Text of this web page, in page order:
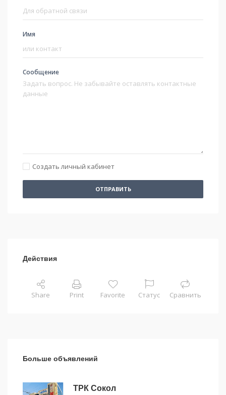
Имя
Сообщение
Создать личный кабинет
ОТПРАВИТЬ
Действия
Share Print Favorite Статус Сравнить
Больше объявлений
ТРК Сокол